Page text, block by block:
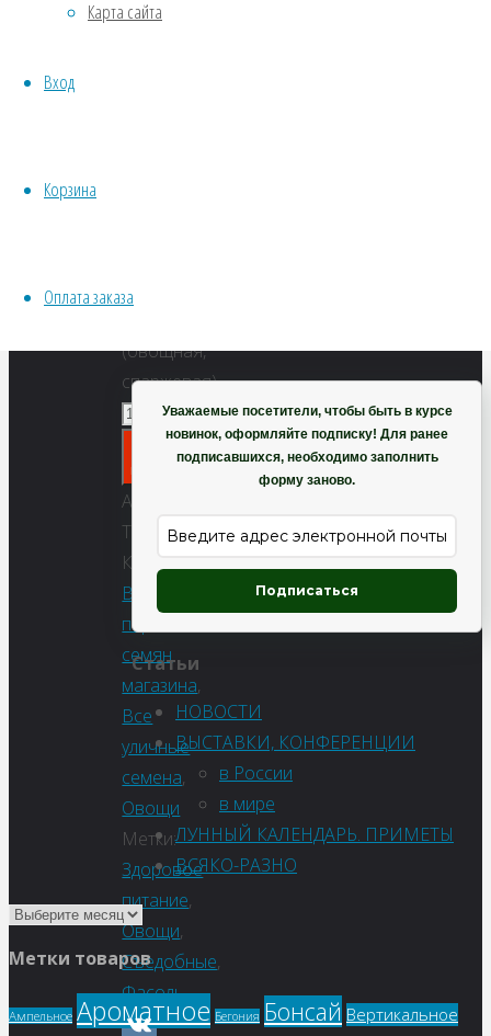
Карта сайта
Вход
Корзина
Оплата заказаФасоль
(овощная,
спаржевая)
корзину
Артикул:
Т0225
Категории:
Весь
перечень
семян
магазина,
Все
уличные
семена,
Овощи
Метки:
Здоровое
питание,
Овощи,
Съедобные,
Фасоль
Хвойники
ИНСТРУМЕНТЫ, ОБОРУДОВАНИЕ
Уважаемые посетители, чтобы быть в курсе
новинок, оформляйте подписку! Для ранее
подписавшихся, необходимо заполнить
форму заново.
Подписаться
Статьи
НОВОСТИ
ВЫСТАВКИ, КОНФЕРЕНЦИИ
в России
в мире
ЛУННЫЙ КАЛЕНДАРЬ. ПРИМЕТЫ
ВСЯКО-РАЗНО
Метки товаров
Ампельное Ароматное Бегония Бонсай Вертикальное